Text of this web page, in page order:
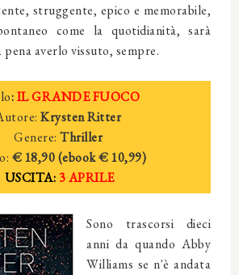
struggente, epico e memorabile,
come la quotidianità, sarà
pena averlo vissuto, sempre.
:IL GRANDE FUOCO
Krysten Ritter
Genere: Thriller
€ 18,90 (ebook € 10,99)
USCITA: 3 APRILE
Sono trascorsi dieci
anni da quando Abby
Williams se n'è andata